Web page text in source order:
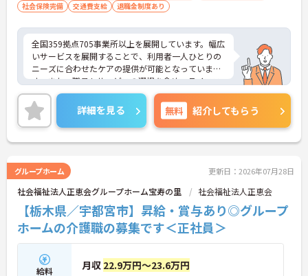
社会保険完備
交通費支給 退職金制度あり
全国359拠点705事業所以上を展開しています。幅広
いサービスを展開することで、利用者一人ひとりの
ニーズに合わせたケアの提供が可能となっていま
す。また、職員もサービスの選択を含め、ライフス
タイルに合わせた働き方の選択肢が多くあります。
入社時研修はもちろん、サービス・職種ごとに研修
カリキュラムが整っており学び成長できる環境で
す。
ご興味のある方は面接対策ポイントなどお話致しま
詳細を見る 無料 紹介してもらう
グループホーム 更新日：2026年07月28日
社会福祉法人正恵会グループホーム宝寿の里 社会福祉法人正恵会
【栃木県／宇都宮市】昇給・賞与あり◎グループ
ホームの介護職の募集です＜正社員＞
給料 月収 22.9万円～23.6万円